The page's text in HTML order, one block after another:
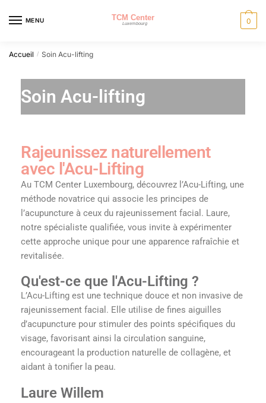
MENU 0
Accueil / Soin Acu-lifting
Soin Acu-lifting
Rajeunissez naturellement
avec l'Acu-Lifting
Au TCM Center Luxembourg, découvrez l’Acu-Lifting, une
méthode novatrice qui associe les principes de
l’acupuncture à ceux du rajeunissement facial. Laure,
notre spécialiste qualifiée, vous invite à expérimenter
cette approche unique pour une apparence rafraîchie et
revitalisée.
Qu'est-ce que l'Acu-Lifting ?
L’Acu-Lifting est une technique douce et non invasive de
rajeunissement facial. Elle utilise de fines aiguilles
d’acupuncture pour stimuler des points spécifiques du
visage, favorisant ainsi la circulation sanguine,
encourageant la production naturelle de collagène, et
aidant à tonifier la peau.
Laure Willem